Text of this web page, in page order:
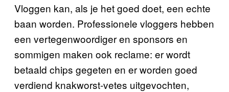
Vloggen kan, als je het goed doet, een echte
baan worden. Professionele vloggers hebben
een vertegenwoordiger en sponsors en
sommigen maken ook reclame: er wordt
betaald chips gegeten en er worden goed
verdiend knakworst-vetes uitgevochten,